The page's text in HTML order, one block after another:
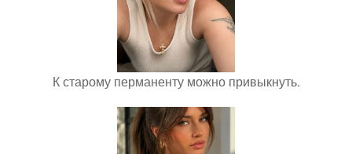
К старому перманенту можно привыкнуть.